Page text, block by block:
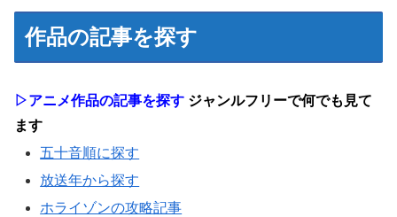
作品の記事を探す
▷アニメ作品の記事を探す ジャンルフリーで何でも見て
ます
五十音順に探す
放送年から探す
ホライゾンの攻略記事